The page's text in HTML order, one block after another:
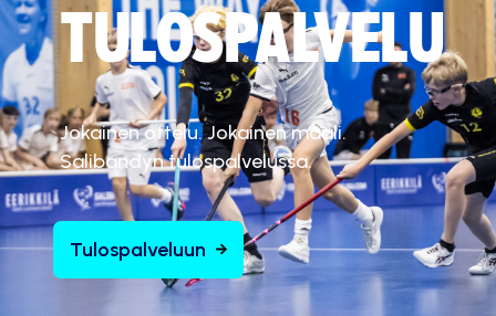
TULOSPALVELU
Jokainen ottelu. Jokainen maali.
Salibandyn tulospalvelussa.
Tulospalveluun